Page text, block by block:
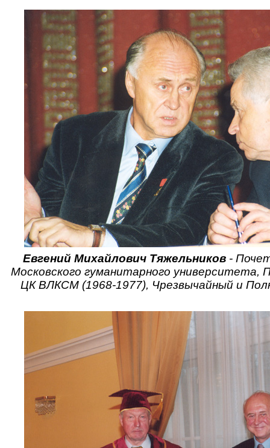
Евгений Михайлович Тяжельников-
Московского гуманитарного университета,
ЦК ВЛКСМ (1968-1977), Чрезвычайный и